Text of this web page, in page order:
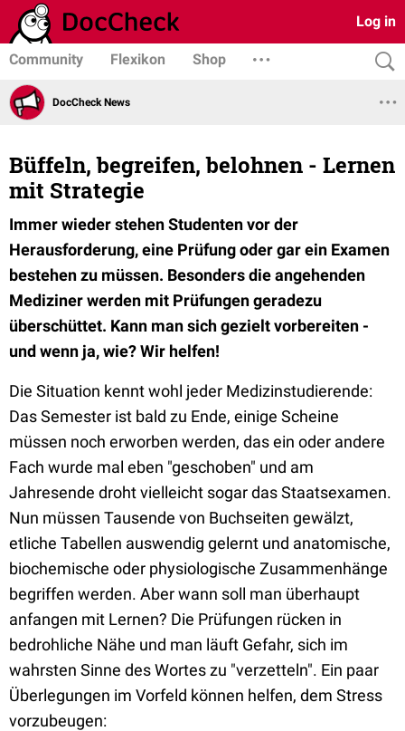
Log in
Community Flexikon Shop
DocCheck News
Büffeln, begreifen, belohnen - Lernen
mit Strategie
Immer wieder stehen Studenten vor der
Herausforderung, eine Prüfung oder gar ein Examen
bestehen zu müssen. Besonders die angehenden
Mediziner werden mit Prüfungen geradezu
überschüttet. Kann man sich gezielt vorbereiten -
und wenn ja, wie? Wir helfen!
Die Situation kennt wohl jeder Medizinstudierende:
Das Semester ist bald zu Ende, einige Scheine
müssen noch erworben werden, das ein oder andere
Fach wurde mal eben "geschoben" und am
Jahresende droht vielleicht sogar das Staatsexamen.
Nun müssen Tausende von Buchseiten gewälzt,
etliche Tabellen auswendig gelernt und anatomische,
biochemische oder physiologische Zusammenhänge
begriffen werden. Aber wann soll man überhaupt
anfangen mit Lernen? Die Prüfungen rücken in
bedrohliche Nähe und man läuft Gefahr, sich im
wahrsten Sinne des Wortes zu "verzetteln". Ein paar
Überlegungen im Vorfeld können helfen, dem Stress
vorzubeugen: